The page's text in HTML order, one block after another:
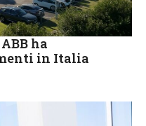
ha
in Italia